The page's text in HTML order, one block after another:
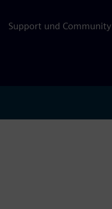
Support und Community